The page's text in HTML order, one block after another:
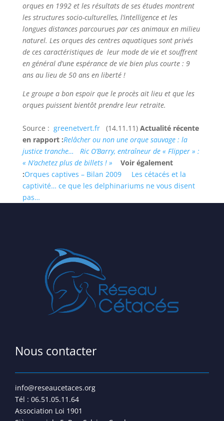
orques en 1992 et les résultats de ses études montrent
les structures socio-culturelles, l’intelligence et les
longues distances parcourues par ces animaux en milieu
naturel. Les orques des centres aquatiques sont privés
de ces caractéristiques de leur mode de vie et souffrent
en général d’une espérance de vie bien plus courte : 9
ans au lieu de 50 ans en liberté !
Le groupe a bon espoir que le procès ait lieu et que les
orques puissent bientôt prendre leur retraite.
Source : greenetvert.fr (14.11.11) Actualité récente
en rapport :Relâcher ou non une orque sauvage : la
justice tranche…
Ric O’Barry, entraîneur de « Flipper » :
« N’achetez plus de billets ! »
Voir également
:Orques captives – Bilan 2009
Les cétacés et la
captivité… ce que les delphinariums ne vous disent
pas…
Nous contacter
info@reseaucetaces.org
Tél : 06.51.05.11.64
Association Loi 1901